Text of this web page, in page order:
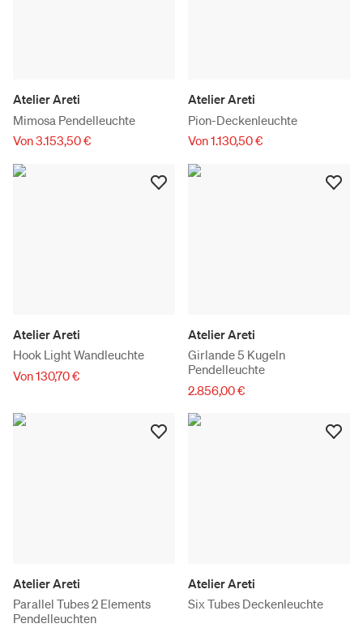
Atelier Areti
Mimosa Pendelleuchte
Von 3.153,50 €
Atelier Areti
Pion-Deckenleuchte
Von 1.130,50 €
Atelier Areti
Hook Light Wandleuchte
Von 130,70 €
Atelier Areti
Girlande 5 Kugeln
Pendelleuchte
2.856,00 €
Atelier Areti
Parallel Tubes 2 Elements
Pendelleuchten
Atelier Areti
Six Tubes Deckenleuchte